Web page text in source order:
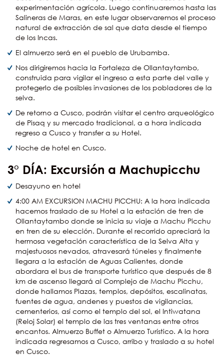
experimentación agrícola. Luego continuaremos hasta las
Salineras de Maras, en este lugar observaremos el proceso
natural de extracción de sal que data desde el tiempo
de los Incas.
El almuerzo será en el pueblo de Urubamba.
Nos dirigiremos hacia la Fortaleza de Ollantaytambo,
construida para vigilar el ingreso a esta parte del valle y
protegerlo de posibles invasiones de los pobladores de la
selva.
De retorno a Cusco, podrán visitar el centro arqueológico
de Pisaq y su mercado tradicional, a a hora indicada
regreso a Cusco y transfer a su Hotel.
Noche de hotel en Cusco.
3° DÍA: Excursión a Machupicchu
Desayuno en hotel
4:00 AM EXCURSION MACHU PICCHU: A la hora indicada
hacemos traslado de su Hotel a la estación de tren de
Ollantaytambo donde se inicia su viaje a Machu Picchu
en tren de su elección. Durante el recorrido apreciará la
hermosa vegetación característica de la Selva Alta y
majestuosos nevados, atravesará túneles y finalmente
llegara a la estación de Aguas Calientes, donde
abordara el bus de transporte turístico que después de 8
km de ascenso llegará al Complejo de Machu Picchu,
donde hallamos Plazas, templos, depósitos, escalinatas,
fuentes de agua, andenes y puestos de vigilancias,
cementerios, así como el templo del sol, el Intiwatana
(Reloj Solar) el templo de las tres ventanas entre otros
encantos. Almuerzo Buffet o Almuerzo Turístico. A la hora
indicada regresamos a Cusco, arribo y traslado a su hotel
en Cusco.